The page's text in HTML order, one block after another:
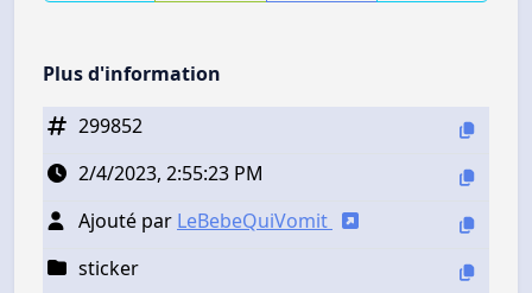
Plus d'information
299852
2/4/2023, 2:55:23 PM
Ajouté par LeBebeQuiVomit
sticker